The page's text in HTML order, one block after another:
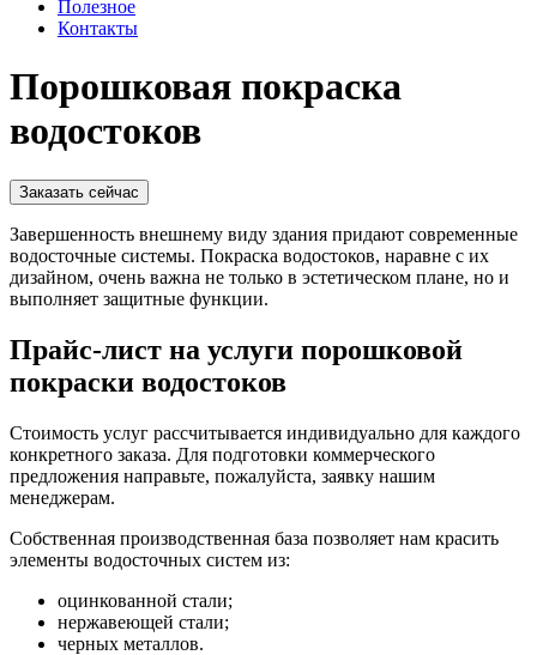
Полезное
Контакты
Порошковая покраска
водостоков
Заказать сейчас
Завершенность внешнему виду здания придают современные
водосточные системы. Покраска водостоков, наравне с их
дизайном, очень важна не только в эстетическом плане, но и
выполняет защитные функции.
Прайс-лист на услуги порошковой
покраски водостоков
Стоимость услуг рассчитывается индивидуально для каждого
конкретного заказа. Для подготовки коммерческого
предложения направьте, пожалуйста, заявку нашим
менеджерам.
Собственная производственная база позволяет нам красить
элементы водосточных систем из:
оцинкованной стали;
нержавеющей стали;
черных металлов.